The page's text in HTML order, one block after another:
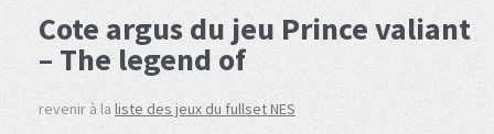
Cote argus du jeu Prince valiant
– The legend of
revenir à la liste des jeux du fullset NES